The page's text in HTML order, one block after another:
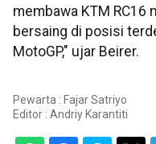
membawa KTM RC16
bersaing di posisi
MotoGP," ujar Beirer.
Pewarta : Fajar Satriyo
Editor : Andriy Karantiti